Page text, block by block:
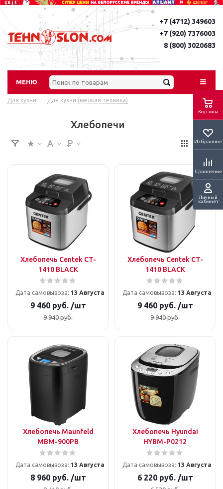
Корзина
Избранное
Сравнение
Личный
кабинет
+7 (4712) 349603
+7 (920) 7376003
8 (800) 3020683
МЕНЮ
Для кухни - Для кухни (мелкая техника)
Хлебопечи
Хлебопечь Centek CT-
1410 BLACK
Дата самовывоза: 13 Августа
9 460руб. /шт
9 940руб.
Хлебопечь Centek CT-
1410 BLACK
Дата самовывоза: 13 Августа
9 460руб. /шт
9 940руб.
Хлебопечь Maunfeld
MBM-900PB
Дата самовывоза: 13 Августа
8 960руб. /шт
Хлебопечь Hyundai
HYBM-P0212
Дата самовывоза: 13 Августа
6 220руб. /шт